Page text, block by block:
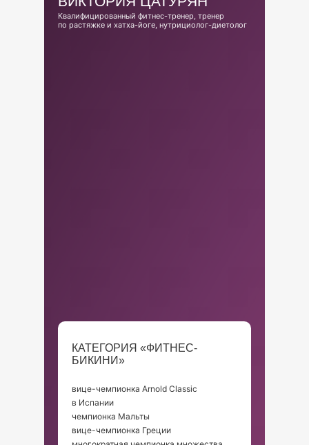
Квалифицированный фитнес-тренер, тренер
по растяжке и хатха-йоге, нутрициолог-диетолог
КАТЕГОРИЯ «ФИТНЕС-
БИКИНИ»
вице-чемпионка Arnold Classic
в Испании
чемпионка Мальты
вице-чемпионка Греции